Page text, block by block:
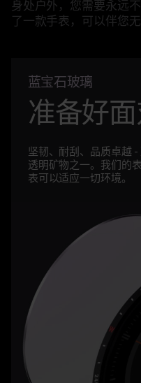
身处户外，您需要永远
了一款手表，可以伴您
蓝宝石玻璃
准备好面
坚韧、耐刮、品质卓越
透明矿物之一。我们的
表可以适应一切环境。